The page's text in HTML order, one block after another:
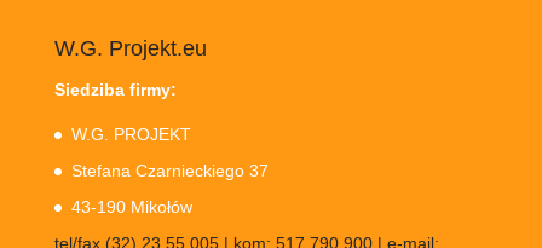
W.G. Projekt.eu
Siedziba firmy:
W.G. PROJEKT
Stefana Czarnieckiego 37
43-190 Mikołów
tel/fax (32) 23 55 005 | kom: 517 790 900 | e-mail: